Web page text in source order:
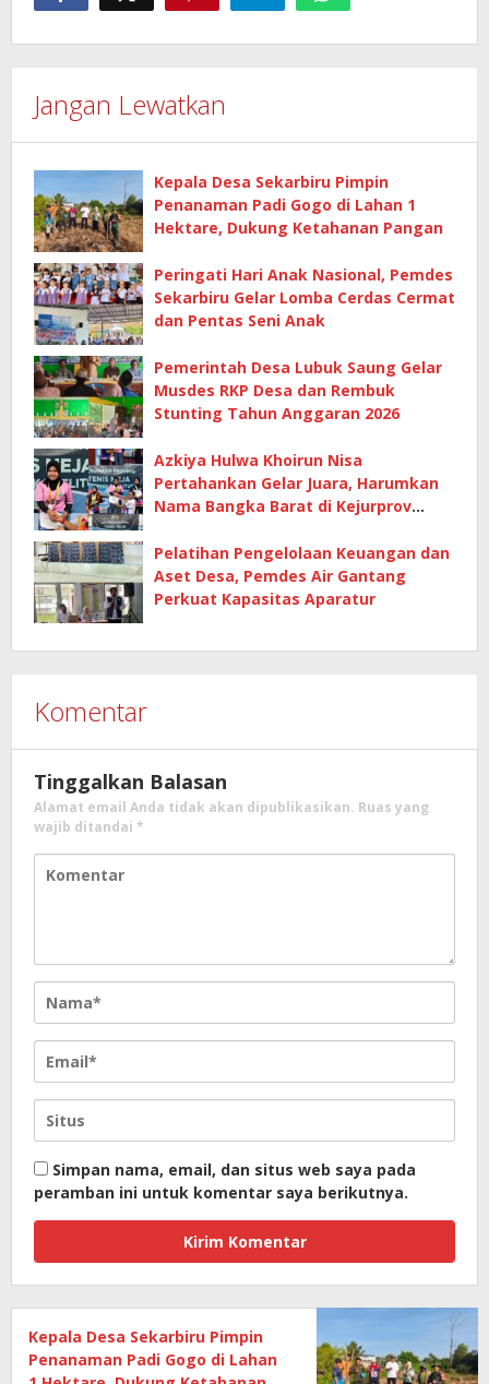
Jangan Lewatkan
Kepala Desa Sekarbiru Pimpin
Penanaman Padi Gogo di Lahan 1
Hektare, Dukung Ketahanan Pangan
Peringati Hari Anak Nasional, Pemdes
Sekarbiru Gelar Lomba Cerdas Cermat
dan Pentas Seni Anak
Pemerintah Desa Lubuk Saung Gelar
Musdes RKP Desa dan Rembuk
Stunting Tahun Anggaran 2026
Azkiya Hulwa Khoirun Nisa
Pertahankan Gelar Juara, Harumkan
Nama Bangka Barat di Kejurprov
Pelatihan Pengelolaan Keuangan dan
Aset Desa, Pemdes Air Gantang
Perkuat Kapasitas Aparatur
Komentar
Tinggalkan Balasan
Alamat email Anda tidak akan dipublikasikan. Ruas yang
wajib ditandai *
Simpan nama, email, dan situs web saya pada
peramban ini untuk komentar saya berikutnya.
Kepala Desa Sekarbiru Pimpin
Penanaman Padi Gogo di Lahan